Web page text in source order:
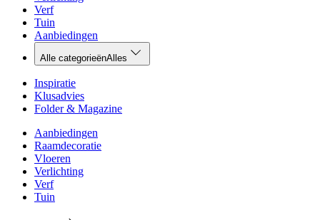
Verf
Tuin
Aanbiedingen
Alle categorieënAlles
Inspiratie
Klusadvies
Folder & Magazine
Aanbiedingen
Raamdecoratie
Vloeren
Verlichting
Verf
Tuin